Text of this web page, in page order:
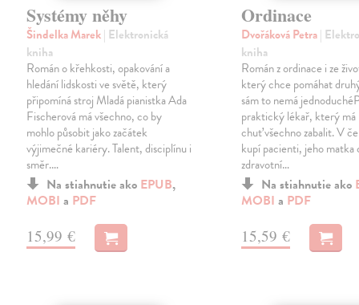
Systémy něhy
Šindelka Marek| Elektronická
kniha
Román o křehkosti, opakování a
hledání lidskosti ve světě, který
připomíná stroj Mladá pianistka Ada
Fischerová má všechno, co by
mohlo působit jako začátek
výjimečné kariéry. Talent, disciplínu i
směr.…
Na stiahnutie ako EPUB,
MOBI a PDF
15,99 €
Ordinace
Dvořáková Petra|
kniha
Román z ordinace i ze
který chce pomáhat
sám to nemá
praktický lékař, který má
chuť všechno zabalit. V
kupí pacienti, jeho matka
zdravotní…
Na stiahnutie ako
MOBI a PDF
15,59 €